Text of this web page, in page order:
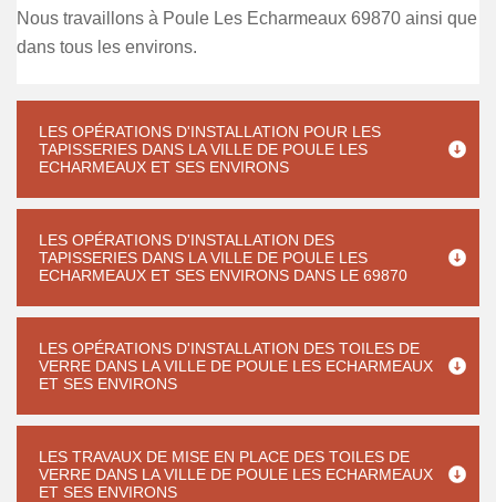
Nous travaillons à Poule Les Echarmeaux 69870 ainsi que
dans tous les environs.
LES OPÉRATIONS D'INSTALLATION POUR LES
TAPISSERIES DANS LA VILLE DE POULE LES
ECHARMEAUX ET SES ENVIRONS
LES OPÉRATIONS D'INSTALLATION DES
TAPISSERIES DANS LA VILLE DE POULE LES
ECHARMEAUX ET SES ENVIRONS DANS LE 69870
LES OPÉRATIONS D'INSTALLATION DES TOILES DE
VERRE DANS LA VILLE DE POULE LES ECHARMEAUX
ET SES ENVIRONS
LES TRAVAUX DE MISE EN PLACE DES TOILES DE
VERRE DANS LA VILLE DE POULE LES ECHARMEAUX
ET SES ENVIRONS